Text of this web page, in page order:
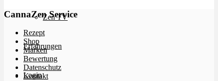
Zen TV
Erfahrungen
Login
CannaZen Service
Rezept
Shop
Marken
Bewertung
Datenschutz
Kontakt